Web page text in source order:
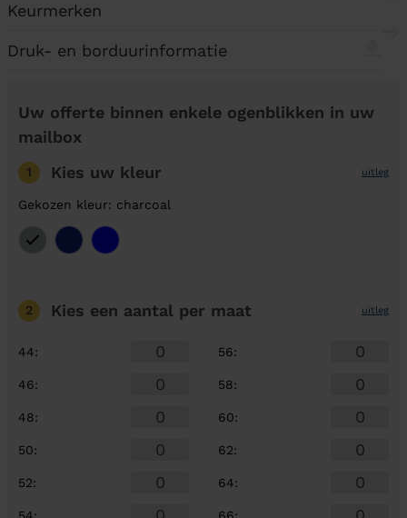
Keurmerken
Druk- en borduurinformatie
Uw offerte binnen enkele ogenblikken in uw
mailbox
1 Kies uw kleur uitleg
Gekozen kleur: charcoal
2 Kies een aantal per maat uitleg
44:
46:
48:
50:
52:
54:
56:
58:
60:
62:
64:
66: